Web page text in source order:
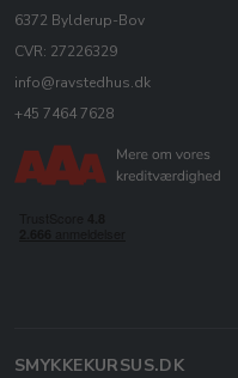
6372 Bylderup-Bov
CVR: 27226329
info@ravstedhus.dk
+45 7464 7628
SMYKKEKURSUS.DK